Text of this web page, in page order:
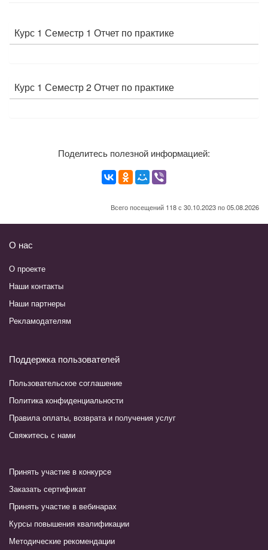
Курс 1 Семестр 1 Отчет по практике
Курс 1 Семестр 2 Отчет по практике
Поделитесь полезной информацией:
Всего посещений 118 с 30.10.2023 по 05.08.2026
О нас
О проекте
Наши контакты
Наши партнеры
Рекламодателям
Поддержка пользователей
Пользовательское соглашение
Политика конфиденциальности
Правила оплаты, возврата и получения услуг
Свяжитесь с нами
Принять участие в конкурсе
Заказать сертификат
Принять участие в вебинарах
Курсы повышения квалификации
Методические рекомендации